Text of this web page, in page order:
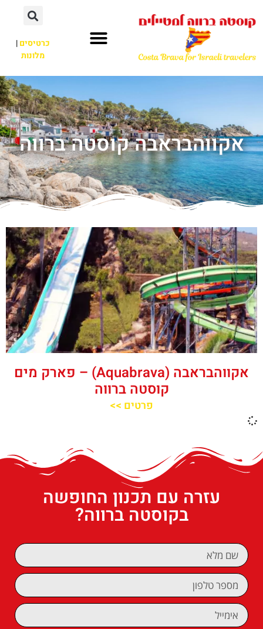
כרטיסים|
מלונות
אקווהבראבה קוסטה ברווה
אקווהבראבה (Aquabrava) – פארק מים
קוסטה ברווה
פרטים >>
עזרה עם תכנון החופשה
בקוסטה ברווה?